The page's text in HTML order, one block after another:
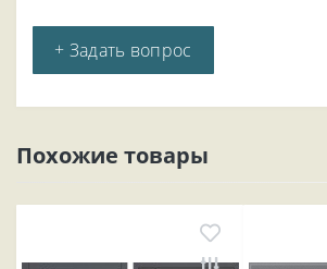
+ Задать вопрос
Похожие товары